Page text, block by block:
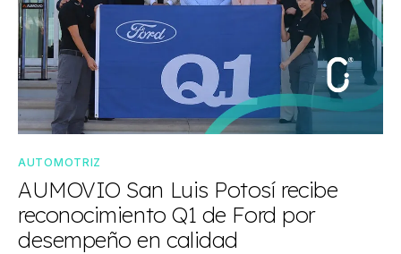
AUTOMOTRIZ
AUMOVIO San Luis Potosí recibe
reconocimiento Q1 de Ford por
desempeño en calidad